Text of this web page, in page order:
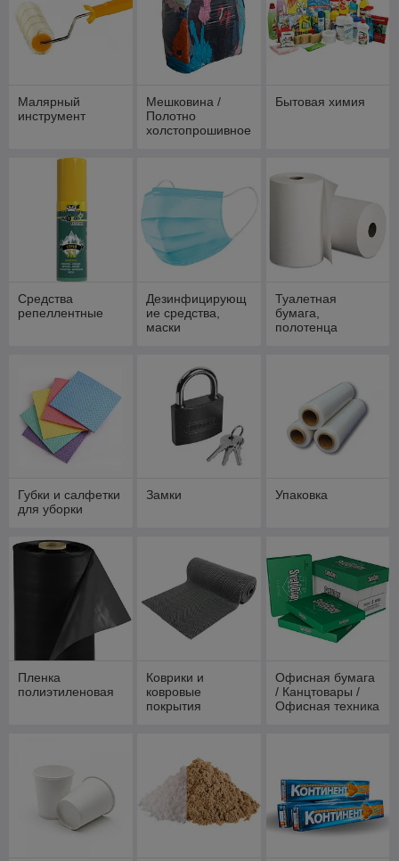
Малярный
инструмент
Мешковина /
Полотно
холстопрошивное
Бытовая химия
Средства
репеллентные
Дезинфицирующ
ие средства,
маски
Туалетная
бумага,
полотенца
Губки и салфетки
для уборки
Замки Упаковка
Пленка
полиэтиленовая
Коврики и
ковровые
покрытия
Офисная бумага
/ Канцтовары /
Офисная техника